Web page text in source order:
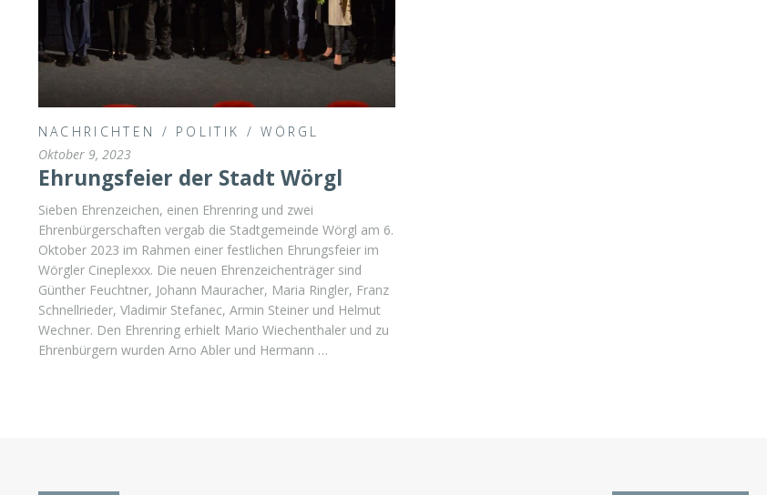
NACHRICHTEN / POLITIK /WÖRGL
Oktober 9, 2023
Ehrungsfeier der Stadt Wörgl
Sieben Ehrenzeichen, einen Ehrenring und zwei
Ehrenbürgerschaften vergab die Stadtgemeinde Wörgl am 6.
Oktober 2023 im Rahmen einer festlichen Ehrungsfeier im
Wörgler Cineplexxx. Die neuen Ehrenzeichenträger sind
Günther Feuchtner, Johann Mauracher, Maria Ringler, Franz
Schnellrieder, Vladimir Stefanec, Armin Steiner und Helmut
Wechner. Den Ehrenring erhielt Mario Wiechenthaler und zu
Ehrenbürgern wurden Arno Abler und Hermann …